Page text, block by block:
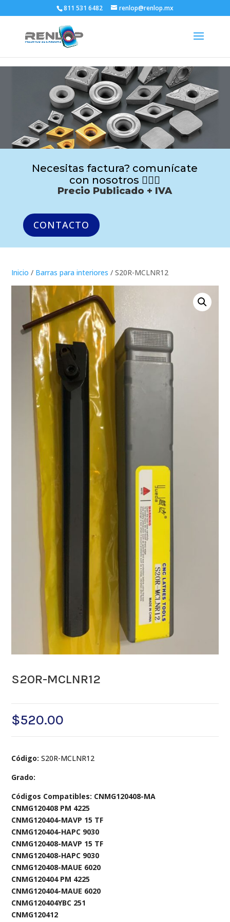
811 531 6482 renlop@renlop.mx
Necesitas factura? comunícate
con nosotros 🙋🏻‍♂️
Precio Publicado + IVA
CONTACTO
Inicio / Barras para interiores / S20R-MCLNR12
S20R-MCLNR12
$520.00
Código: S20R-MCLNR12
Grado:
Códigos Compatibles: CNMG120408-MA
CNMG120408 PM 4225
CNMG120404-MAVP 15 TF
CNMG120404-HAPC 9030
CNMG120408-MAVP 15 TF
CNMG120408-HAPC 9030
CNMG120408-MAUE 6020
CNMG120404 PM 4225
CNMG120404-MAUE 6020
CNMG120404YBC 251
CNMG120412